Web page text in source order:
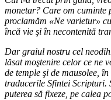
monetar? Care om cuminte
proclamăm «Ne varietur»
încă vie şi în necontenită
Dar graiul nostru cel
lăsat moştenire celor ce ne
de temple şi de mausolee,
traducerile Sfintei Scripturi.
puterea să fixeze, pe calea